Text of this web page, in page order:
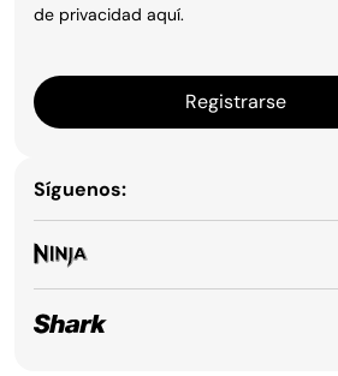
de privacidad aquí.
Registrarse
Síguenos: